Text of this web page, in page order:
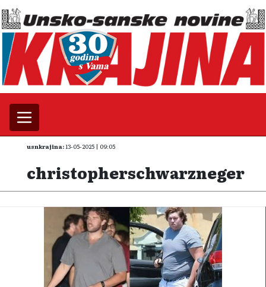
usnkrajina:13-05-2025 | 09:05
christopherschwarzneger